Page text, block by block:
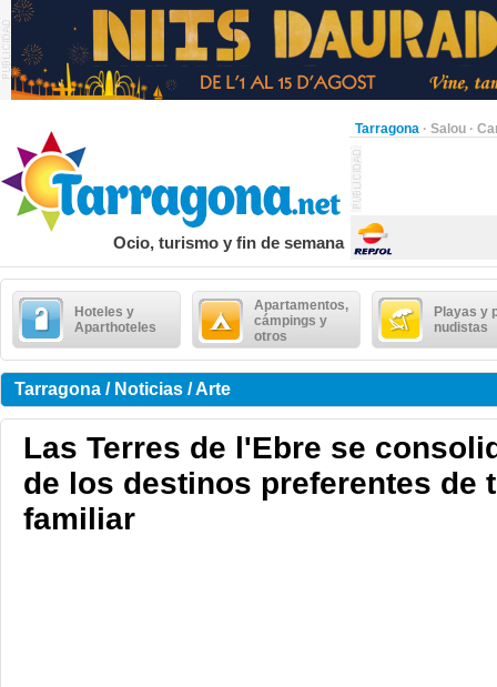
Tarragona · Salou ·
Ocio, turismo y fin de semana
Hoteles y
Aparthoteles
Apartamentos,
cámpings y
otros
Playas y
nudistas
Tarragona / Noticias / Arte
Las Terres de l'Ebre se
de los destinos preferentes de
familiar